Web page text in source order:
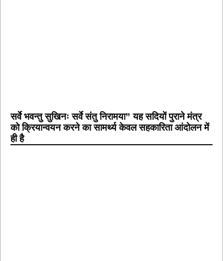
सर्वे भवन्तु सुखिनः सर्वे संतु निरामया” यह सदियों पुराने मंत्र
को क्रियान्वयन करने का सामर्थ्य केवल सहकारिता आंदोलन में
ही है